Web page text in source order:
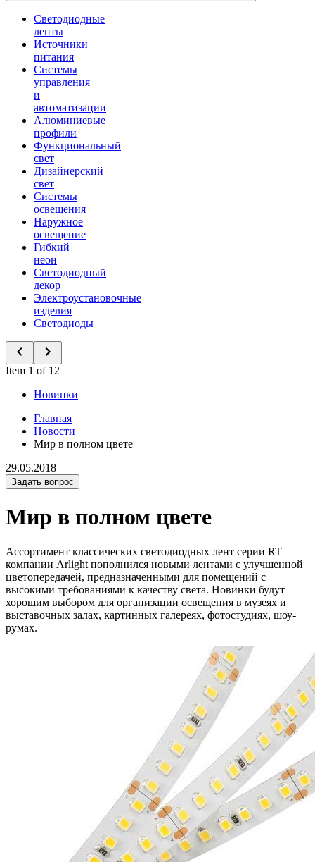
Светодиодные
ленты
Источники
питания
Системы
управления
и
автоматизации
Алюминиевые
профили
Функциональный
свет
Дизайнерский
свет
Системы
освещения
Наружное
освещение
Гибкий
неон
Светодиодный
декор
Электроустановочные
изделия
Светодиоды
Item 1 of 12
Новинки
Главная
Новости
Мир в полном цвете
29.05.2018
Задать вопрос
Мир в полном цвете
Ассортимент классических светодиодных лент серии RT
компании Arlight пополнился новыми лентами с улучшенной
цветопередачей, предназначенными для помещений с
высокими требованиями к качеству света. Новинки будут
хорошим выбором для организации освещения в музеях и
выставочных залах, картинных галереях, фотостудиях, шоу-
румах.